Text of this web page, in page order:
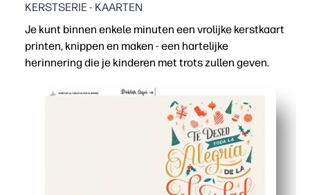
KERSTSERIE - KAARTEN
Je kunt binnen enkele minuten een vrolijke kerstkaart
printen, knippen en maken - een hartelijke
herinnering die je kinderen met trots zullen geven.
Knutselen zonder voorbereiding: gewoon op karton
Kindvriendelijk ontwerp nodigt uit tot kleuren en
Perfect voor klaslokalen, gezinsavonden en
Ontwikkelt vaardigheden en verspreidt tegelijkertijd